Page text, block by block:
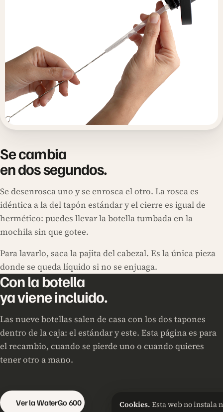
Se cambia
en dos segundos.
Se desenrosca uno y se enrosca el otro. La rosca es
idéntica a la del tapón estándar y el cierre es igual de
hermético: puedes llevar la botella tumbada en la
mochila sin que gotee.
Para lavarlo, saca la pajita del cabezal. Es la única pieza
donde se queda líquido si no se enjuaga.
Con la botella
ya viene incluido.
Las nueve botellas salen de casa con los dos tapones
dentro de la caja: el estándar y este. Esta página es para
el recambio, cuando se pierde uno o cuando quieres
tener otro a mano.
Ver la WaterGo 600 Cookies. Esta web no instala